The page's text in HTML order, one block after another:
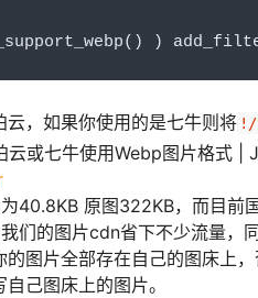
() )
云，如果你使用的是七牛则将 !/
40.8KB 原图322KB，而目前
们的图片cdn省下不少流量，
的图片全部存在自己的图床上
己图床上的图片。